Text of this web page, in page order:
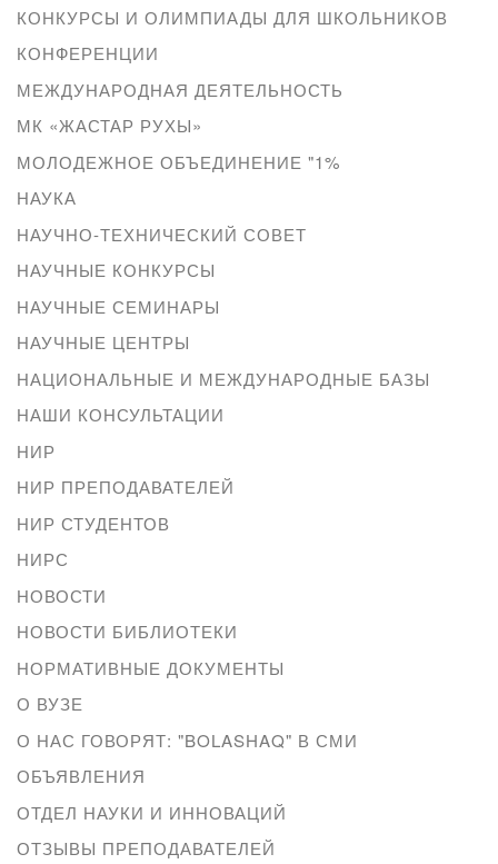
КОНКУРСЫ И ОЛИМПИАДЫ ДЛЯ ШКОЛЬНИКОВ
КОНФЕРЕНЦИИ
МЕЖДУНАРОДНАЯ ДЕЯТЕЛЬНОСТЬ
МК «ЖАСТАР РУХЫ»
МОЛОДЕЖНОЕ ОБЪЕДИНЕНИЕ "1%
НАУКА
НАУЧНО-ТЕХНИЧЕСКИЙ СОВЕТ
НАУЧНЫЕ КОНКУРСЫ
НАУЧНЫЕ СЕМИНАРЫ
НАУЧНЫЕ ЦЕНТРЫ
НАЦИОНАЛЬНЫЕ И МЕЖДУНАРОДНЫЕ БАЗЫ
НАШИ КОНСУЛЬТАЦИИ
НИР
НИР ПРЕПОДАВАТЕЛЕЙ
НИР СТУДЕНТОВ
НИРС
НОВОСТИ
НОВОСТИ БИБЛИОТЕКИ
НОРМАТИВНЫЕ ДОКУМЕНТЫ
О ВУЗЕ
О НАС ГОВОРЯТ: "BOLASHAQ" В СМИ
ОБЪЯВЛЕНИЯ
ОТДЕЛ НАУКИ И ИННОВАЦИЙ
ОТЗЫВЫ ПРЕПОДАВАТЕЛЕЙ